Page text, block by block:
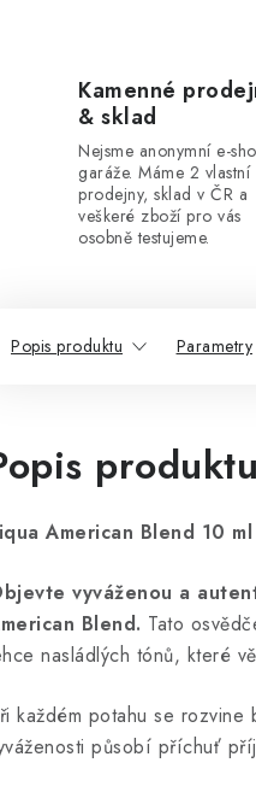
Kamenné
& sklad
Nejsme anonymní e-
garáže. Máme 2 vlastní
prodejny, sklad v ČR a
veškeré zboží pro vás
osobně testujeme.
Popis produktu Parametry
produktu
American Blend 10 ml
vyváženou a
Blend. Tato
nasládlých tónů, které
každém potahu se
působí příchuť